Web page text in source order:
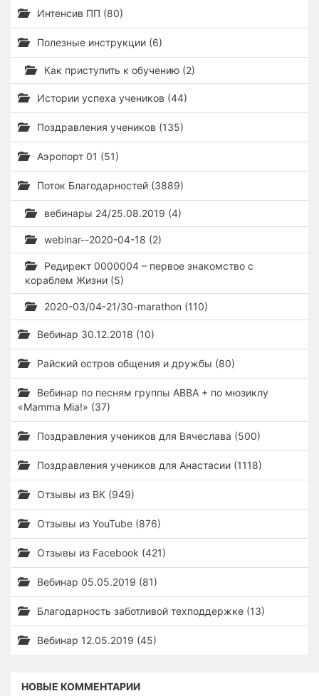
Интенсив ПП (80)
Полезные инструкции (6)
Как приступить к обучению (2)
Истории успеха учеников (44)
Поздравления учеников (135)
Аэропорт 01 (51)
Поток Благодарностей (3889)
вебинары 24/25.08.2019 (4)
webinar--2020-04-18 (2)
Редирект 0000004 – первое знакомство с
кораблем Жизни (5)
2020-03/04-21/30-marathon (110)
Вебинар 30.12.2018 (10)
Райский остров общения и дружбы (80)
Вебинар по песням группы ABBA + по мюзиклу
«Mamma Mia!» (37)
Поздравления учеников для Вячеслава (500)
Поздравления учеников для Анастасии (1118)
Отзывы из ВК (949)
Отзывы из YouTube (876)
Отзывы из Facebook (421)
Вебинар 05.05.2019 (81)
Благодарность заботливой техподдержке (13)
Вебинар 12.05.2019 (45)
НОВЫЕ КОММЕНТАРИИ